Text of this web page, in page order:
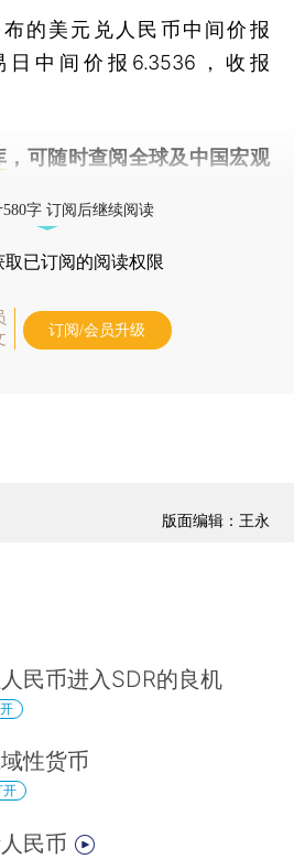
美元兑人民币中间价报
日中间价报6.3536，收报
，可随时查阅全球及中国宏观
字 订阅后继续阅读
取已订阅的阅读权限
订阅/会员升级
版面编辑：王永
民币进入SDR的良机
性货币
开
民币